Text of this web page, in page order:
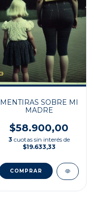
MENTIRAS SOBRE MI
MADRE
$58.900,00
3 cuotas sin interés de
$19.633,33